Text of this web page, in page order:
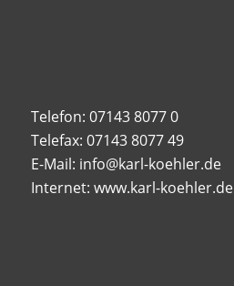
Telefon: 07143 8077 0
Telefax: 07143 8077 49
E-Mail: info@karl-koehler.de
Internet: www.karl-koehler.de